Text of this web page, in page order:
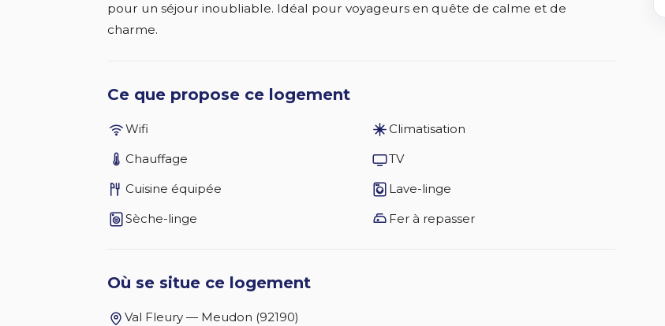
pour un séjour inoubliable. Idéal pour voyageurs en quête de calme et de
charme.
Ce que propose ce logement
Wifi
Climatisation
Chauffage
TV
Cuisine équipée
Lave-linge
Sèche-linge
Fer à repasser
Où se situe ce logement
Val Fleury — Meudon (92190)